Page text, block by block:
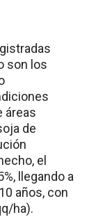
son los
áreas
de
el
llegando a
años, con
ha).